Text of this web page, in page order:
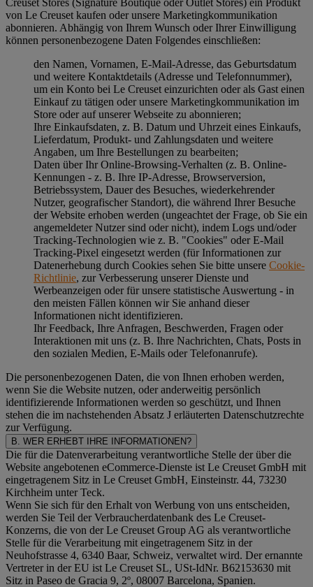
von Le Creuset kaufen oder unsere Marketingkommunikation
abonnieren. Abhängig von Ihrem Wunsch oder Ihrer Einwilligung
können personenbezogene Daten Folgendes einschließen:
den Namen, Vornamen, E-Mail-Adresse, das Geburtsdatum
und weitere Kontaktdetails (Adresse und Telefonnummer),
um ein Konto bei Le Creuset einzurichten oder als Gast einen
Einkauf zu tätigen oder unsere Marketingkommunikation im
Store oder auf unserer Webseite zu abonnieren;
Ihre Einkaufsdaten, z. B. Datum und Uhrzeit eines Einkaufs,
Lieferdatum, Produkt- und Zahlungsdaten und weitere
Angaben, um Ihre Bestellungen zu bearbeiten;
Daten über Ihr Online-Browsing-Verhalten (z. B. Online-
Kennungen - z. B. Ihre IP-Adresse, Browserversion,
Betriebssystem, Dauer des Besuches, wiederkehrender
Nutzer, geografischer Standort), die während Ihrer Besuche
der Website erhoben werden (ungeachtet der Frage, ob Sie ein
angemeldeter Nutzer sind oder nicht), indem Logs und/oder
Tracking-Technologien wie z. B. "Cookies" oder E-Mail
Tracking-Pixel eingesetzt werden (für Informationen zur
Datenerhebung durch Cookies sehen Sie bitte unsere Cookie-
Richtlinie, zur Verbesserung unserer Dienste und
Werbeanzeigen oder für unsere statistische Auswertung - in
den meisten Fällen können wir Sie anhand dieser
Informationen nicht identifizieren.
Ihr Feedback, Ihre Anfragen, Beschwerden, Fragen oder
Interaktionen mit uns (z. B. Ihre Nachrichten, Chats, Posts in
den sozialen Medien, E-Mails oder Telefonanrufe).
Die personenbezogenen Daten, die von Ihnen erhoben werden,
wenn Sie die Website nutzen, oder anderweitig persönlich
identifizierende Informationen werden so geschützt, und Ihnen
stehen die im nachstehenden Absatz J erläuterten Datenschutzrechte
zur Verfügung.
B. WER ERHEBT IHRE INFORMATIONEN?
Die für die Datenverarbeitung verantwortliche Stelle der über die
Website angebotenen eCommerce-Dienste ist Le Creuset GmbH mit
eingetragenem Sitz in Le Creuset GmbH, Einsteinstr. 44, 73230
Kirchheim unter Teck.
Wenn Sie sich für den Erhalt von Werbung von uns entscheiden,
werden Sie Teil der Verbraucherdatenbank des Le Creuset-
Konzerns, die von der Le Creuset Group AG als verantwortliche
Stelle für die Verarbeitung mit eingetragenem Sitz in der
Neuhofstrasse 4, 6340 Baar, Schweiz, verwaltet wird. Der ernannte
Vertreter in der EU ist Le Creuset SL, USt-IdNr. B62153630 mit
Sitz in Paseo de Gracia 9, 2º, 08007 Barcelona, Spanien.